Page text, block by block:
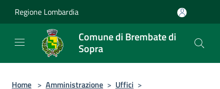
Regione Lombardia
Comune di Brembate di
Sopra
Home > Amministrazione > Uffici >